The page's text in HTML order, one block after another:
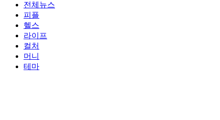
전체뉴스
피플
헬스
라이프
컬처
머니
테마